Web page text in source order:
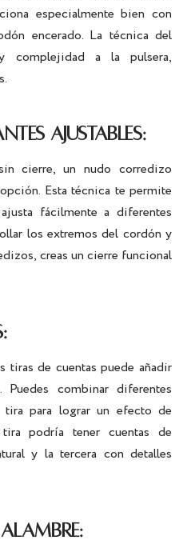
especialmente bien con
encerado. La técnica del
complejidad a la pulsera,
AJUSTABLES:
cierre, un nudo corredizo
Esta técnica te permite
fácilmente a diferentes
los extremos del cordón y
creas un cierre funcional
tiras de cuentas puede añadir
combinar diferentes
para lograr un efecto de
podría tener cuentas de
y la tercera con detalles